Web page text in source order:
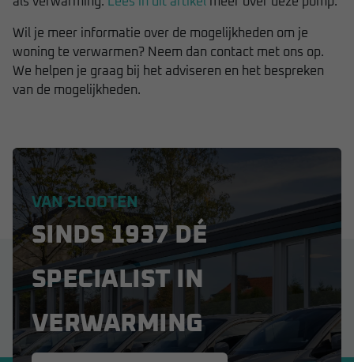
Wil je meer informatie over de mogelijkheden om je
woning te verwarmen? Neem dan contact met ons op.
We helpen je graag bij het adviseren en het bespreken
van de mogelijkheden.
VAN SLOOTEN
SINDS 1937 DÉ
SPECIALIST IN
VERWARMING